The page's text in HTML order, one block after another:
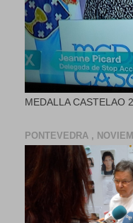
MEDALLA CASTELAO
PONTEVEDRA ,